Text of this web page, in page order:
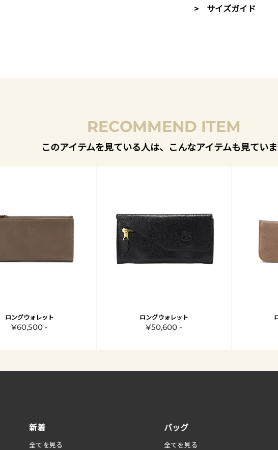
> サイズガイド
RECOMMEND ITEM
このアイテムを見ている人は、こんなアイテムも見てい
ロングウォレット
¥60,500 -
ロングウォレット
¥50,600 -
新着
全てを見る
バッグ
全てを見る